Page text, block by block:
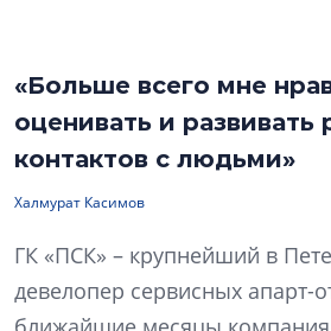
«Больше всего мне
оценивать и развивать
контактов с людьми»
Халмурат Касимов
ГК «ПСК» – крупнейший в
девелопер сервисных апарт-